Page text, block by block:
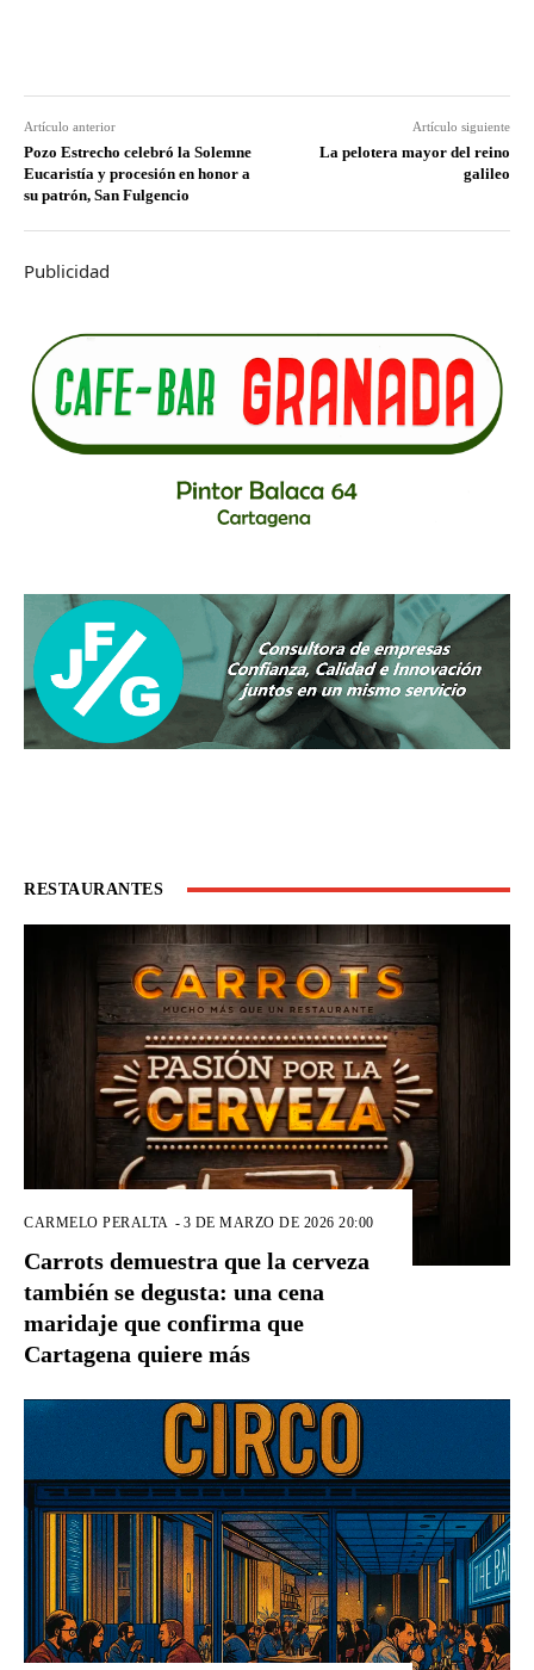
Artículo anterior
Pozo Estrecho celebró la Solemne
Eucaristía y procesión en honor a
su patrón, San Fulgencio
Artículo siguiente
La pelotera mayor del reino
galileo
Publicidad
RESTAURANTES
CARMELO PERALTA - 3 DE MARZO DE 2026 20:00
Carrots demuestra que la cerveza
también se degusta: una cena
maridaje que confirma que
Cartagena quiere más